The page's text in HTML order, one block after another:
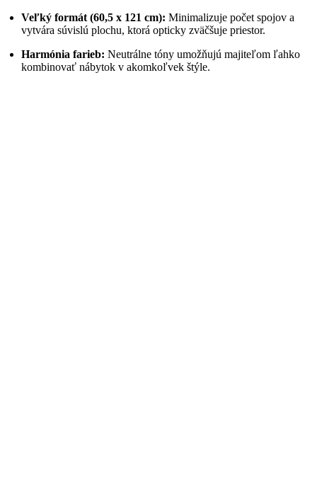
Veľký formát (60,5 x 121 cm): Minimalizuje počet spojov a
vytvára súvislú plochu, ktorá opticky zväčšuje priestor.
Harmónia farieb: Neutrálne tóny umožňujú majiteľom ľahko
kombinovať nábytok v akomkoľvek štýle.